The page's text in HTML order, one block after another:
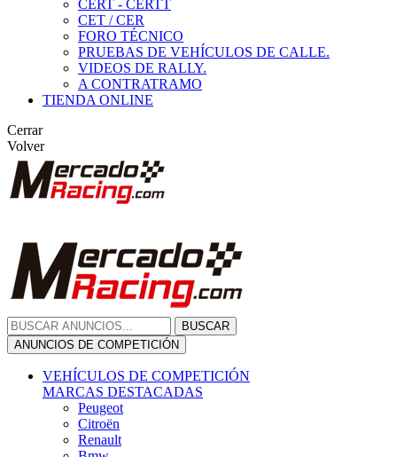
CERT - CERTT
CET / CER
FORO TÉCNICO
PRUEBAS DE VEHÍCULOS DE CALLE.
VIDEOS DE RALLY.
A CONTRATRAMO
TIENDA ONLINE
Cerrar
Volver
BUSCAR
ANUNCIOS DE COMPETICIÓN
VEHÍCULOS DE COMPETICIÓN
MARCAS DESTACADAS
Peugeot
Citroën
Renault
Bmw
Mitsubishi